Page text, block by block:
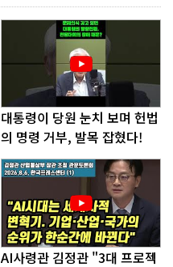
대통령이 당원 눈치 보며 헌법
의 명령 거부, 발목 잡혔다!
AI사령관 김정관 "3대 프로젝